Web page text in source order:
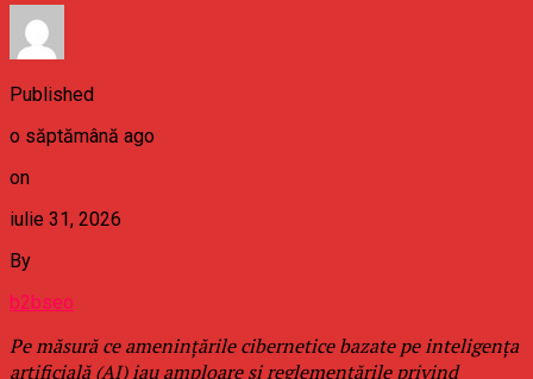
Published
o săptămână ago
on
iulie 31, 2026
By
b2bseo
Pe măsură ce amenințările cibernetice bazate pe inteligența
artificială (AI) iau amploare și reglementările privind